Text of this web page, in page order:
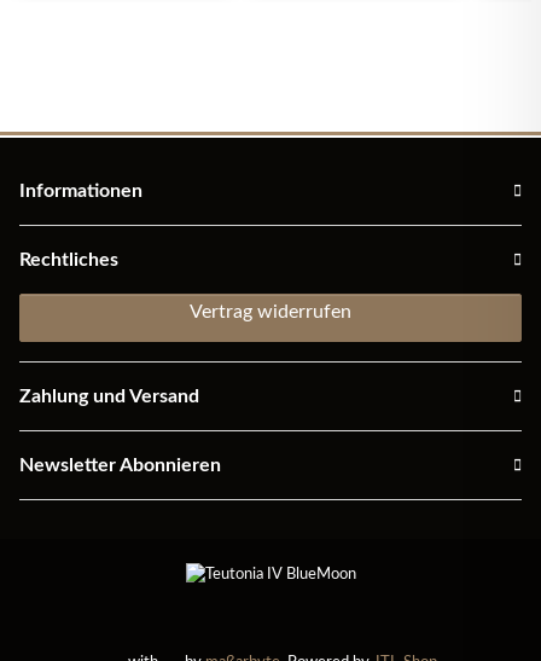
Informationen
Rechtliches
Vertrag widerrufen
Zahlung und Versand
Newsletter Abonnieren